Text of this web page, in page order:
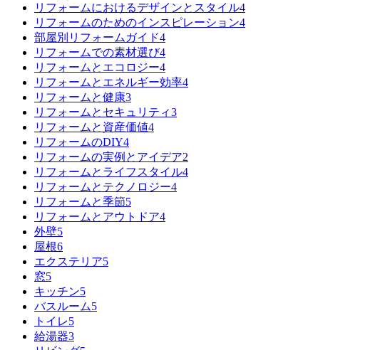
リフォームにおけるデザインとスタイル4
リフォームのためのインスピレーション4
部屋別リフォームガイド4
リフォームでの素材選び4
リフォームとエコロジー4
リフォームとエネルギー効率4
リフォームと健康3
リフォームとセキュリティ3
リフォームと資産価値4
リフォームのDIY4
リフォームの実例とアイデア2
リフォームとライフスタイル4
リフォームとテクノロジー4
リフォームと季節5
リフォームとアウトドア4
外壁5
屋根6
エクステリア5
窓5
キッチン5
バスルーム5
トイレ5
給湯器3